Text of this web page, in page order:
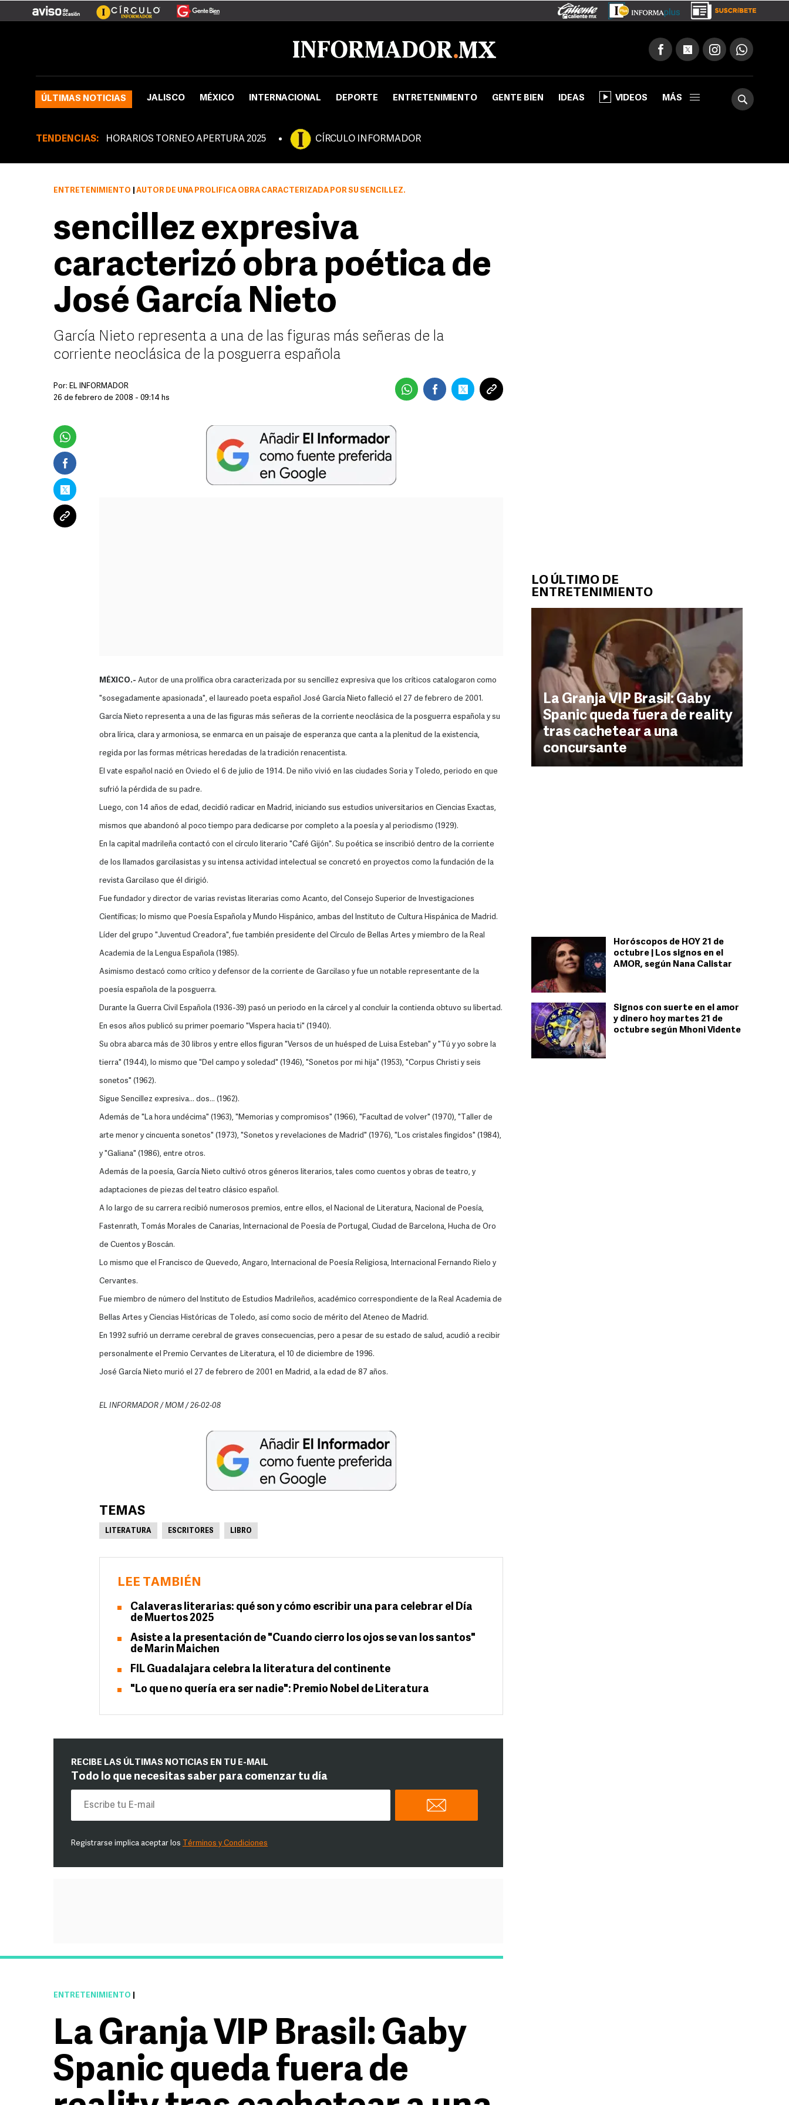
ÚLTIMAS NOTICIAS JALISCO MÉXICO INTERNACIONAL DEPORTE ENTRETENIMIENTO GENTE BIEN IDEAS VIDEOS MÁS
TENDENCIAS: HORARIOS TORNEO APERTURA 2025 CÍRCULO INFORMADOR
LO ÚLTIMO DE
ENTRETENIMIENTO
La Granja VIP Brasil: Gaby
Spanic queda fuera de reality
tras cachetear a una
concursante
Horóscopos de HOY 21 de
octubre | Los signos en el
AMOR, según Nana Calistar
Signos con suerte en el amor
y dinero hoy martes 21 de
octubre según Mhoni Vidente
ENTRETENIMIENTO AUTOR DE UNA PROLÍFICA OBRA CARACTERIZADA POR SU SENCILLEZ.
sencillez expresiva
caracterizó obra poética de
José García Nieto
García Nieto representa a una de las figuras más señeras de la
corriente neoclásica de la posguerra española
Por: EL INFORMADOR
26 de febrero de 2008 - 09:14 hs
MÉXICO.- Autor de una prolífica obra caracterizada por su sencillez expresiva que los críticos catalogaron como
"sosegadamente apasionada", el laureado poeta español José García Nieto falleció el 27 de febrero de 2001.
García Nieto representa a una de las figuras más señeras de la corriente neoclásica de la posguerra española y su
obra lírica, clara y armoniosa, se enmarca en un paisaje de esperanza que canta a la plenitud de la existencia,
regida por las formas métricas heredadas de la tradición renacentista.
El vate español nació en Oviedo el 6 de julio de 1914. De niño vivió en las ciudades Soria y Toledo, periodo en que
sufrió la pérdida de su padre.
Luego, con 14 años de edad, decidió radicar en Madrid, iniciando sus estudios universitarios en Ciencias Exactas,
mismos que abandonó al poco tiempo para dedicarse por completo a la poesía y al periodismo (1929).
En la capital madrileña contactó con el círculo literario "Café Gijón". Su poética se inscribió dentro de la corriente
de los llamados garcilasistas y su intensa actividad intelectual se concretó en proyectos como la fundación de la
revista Garcilaso que él dirigió.
Fue fundador y director de varias revistas literarias como Acanto, del Consejo Superior de Investigaciones
Científicas; lo mismo que Poesía Española y Mundo Hispánico, ambas del Instituto de Cultura Hispánica de Madrid.
Líder del grupo "Juventud Creadora", fue también presidente del Círculo de Bellas Artes y miembro de la Real
Academia de la Lengua Española (1985).
Asimismo destacó como crítico y defensor de la corriente de Garcilaso y fue un notable representante de la
poesía española de la posguerra.
Durante la Guerra Civil Española (1936-39) pasó un periodo en la cárcel y al concluir la contienda obtuvo su libertad.
En esos años publicó su primer poemario "Víspera hacia ti" (1940).
Su obra abarca más de 30 libros y entre ellos figuran "Versos de un huésped de Luisa Esteban" y "Tú y yo sobre la
tierra" (1944), lo mismo que "Del campo y soledad" (1946), "Sonetos por mi hija" (1953), "Corpus Christi y seis
sonetos" (1962).
Sigue Sencillez expresiva... dos... (1962).
Además de "La hora undécima" (1963), "Memorias y compromisos" (1966), "Facultad de volver" (1970), "Taller de
arte menor y cincuenta sonetos" (1973), "Sonetos y revelaciones de Madrid" (1976), "Los cristales fingidos" (1984),
y "Galiana" (1986), entre otros.
Además de la poesía, García Nieto cultivó otros géneros literarios, tales como cuentos y obras de teatro, y
adaptaciones de piezas del teatro clásico español.
A lo largo de su carrera recibió numerosos premios, entre ellos, el Nacional de Literatura, Nacional de Poesía,
Fastenrath, Tomás Morales de Canarias, Internacional de Poesía de Portugal, Ciudad de Barcelona, Hucha de Oro
de Cuentos y Boscán.
Lo mismo que el Francisco de Quevedo, Angaro, Internacional de Poesía Religiosa, Internacional Fernando Rielo y
Cervantes.
Fue miembro de número del Instituto de Estudios Madrileños, académico correspondiente de la Real Academia de
Bellas Artes y Ciencias Históricas de Toledo, así como socio de mérito del Ateneo de Madrid.
En 1992 sufrió un derrame cerebral de graves consecuencias, pero a pesar de su estado de salud, acudió a recibir
personalmente el Premio Cervantes de Literatura, el 10 de diciembre de 1996.
José García Nieto murió el 27 de febrero de 2001 en Madrid, a la edad de 87 años.
EL INFORMADOR / MOM / 26-02-08
TEMAS
LITERATURA ESCRITORES LIBRO
LEE TAMBIÉN
Calaveras literarias: qué son y cómo escribir una para celebrar el Día
de Muertos 2025
Asiste a la presentación de "Cuando cierro los ojos se van los santos"
de Marin Maichen
FIL Guadalajara celebra la literatura del continente
"Lo que no quería era ser nadie": Premio Nobel de Literatura
RECIBE LAS ÚLTIMAS NOTICIAS EN TU E-MAIL
Todo lo que necesitas saber para comenzar tu día
Registrarse implica aceptar los Términos y Condiciones
ENTRETENIMIENTO
La Granja VIP Brasil: Gaby
Spanic queda fuera de